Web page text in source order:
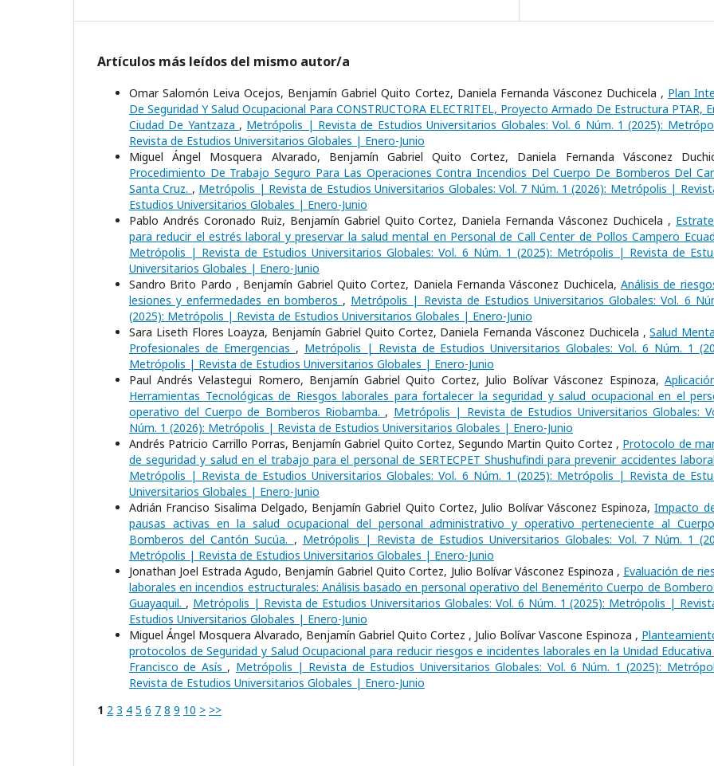
Artículos más leídos del mismo autor/a
Omar Salomón Leiva Ocejos, Benjamín Gabriel Quito Cortez, Daniela Fernanda Vásconez Duchicela , Plan
De Seguridad Y Salud Ocupacional Para CONSTRUCTORA ELECTRITEL, Proyecto Armado De Estructura PTAR,
Ciudad De Yantzaza , Metrópolis | Revista de Estudios Universitarios Globales: Vol. 6 Núm. 1 (2025):
Revista de Estudios Universitarios Globales | Enero-Junio
Miguel Ángel Mosquera Alvarado, Benjamín Gabriel Quito Cortez, Daniela Fernanda Vásconez
Procedimiento De Trabajo Seguro Para Las Operaciones Contra Incendios Del Cuerpo De Bomberos Del
Santa Cruz. , Metrópolis | Revista de Estudios Universitarios Globales: Vol. 7 Núm. 1 (2026): Metrópolis |
Estudios Universitarios Globales | Enero-Junio
Pablo Andrés Coronado Ruiz, Benjamín Gabriel Quito Cortez, Daniela Fernanda Vásconez Duchicela ,
para reducir el estrés laboral y preservar la salud mental en Personal de Call Center de Pollos Campero
Metrópolis | Revista de Estudios Universitarios Globales: Vol. 6 Núm. 1 (2025): Metrópolis | Revista de
Universitarios Globales | Enero-Junio
Sandro Brito Pardo , Benjamín Gabriel Quito Cortez, Daniela Fernanda Vásconez Duchicela, Análisis de
lesiones y enfermedades en bomberos , Metrópolis | Revista de Estudios Universitarios Globales: Vol. 6
(2025): Metrópolis | Revista de Estudios Universitarios Globales | Enero-Junio
Sara Liseth Flores Loayza, Benjamín Gabriel Quito Cortez, Daniela Fernanda Vásconez Duchicela ,Salud
Profesionales de Emergencias , Metrópolis | Revista de Estudios Universitarios Globales: Vol. 6 Núm. 1
Metrópolis | Revista de Estudios Universitarios Globales | Enero-Junio
Paul Andrés Velastegui Romero, Benjamín Gabriel Quito Cortez, Julio Bolívar Vásconez Espinoza,
Herramientas Tecnológicas de Riesgos laborales para fortalecer la seguridad y salud ocupacional en el
operativo del Cuerpo de Bomberos Riobamba. , Metrópolis | Revista de Estudios Universitarios Globales:
Núm. 1 (2026): Metrópolis | Revista de Estudios Universitarios Globales | Enero-Junio
Andrés Patricio Carrillo Porras, Benjamín Gabriel Quito Cortez, Segundo Martin Quito Cortez , Protocolo de
de seguridad y salud en el trabajo para el personal de SERTECPET Shushufindi para prevenir accidentes
Metrópolis | Revista de Estudios Universitarios Globales: Vol. 6 Núm. 1 (2025): Metrópolis | Revista de
Universitarios Globales | Enero-Junio
Adrián Franciso Sisalima Delgado, Benjamín Gabriel Quito Cortez, Julio Bolívar Vásconez Espinoza,Impacto
pausas activas en la salud ocupacional del personal administrativo y operativo perteneciente al
Bomberos del Cantón Sucúa. , Metrópolis | Revista de Estudios Universitarios Globales: Vol. 7 Núm. 1
Metrópolis | Revista de Estudios Universitarios Globales | Enero-Junio
Jonathan Joel Estrada Agudo, Benjamín Gabriel Quito Cortez, Julio Bolívar Vásconez Espinoza , Evaluación de
laborales en incendios estructurales: Análisis basado en personal operativo del Benemérito Cuerpo de
Guayaquil. , Metrópolis | Revista de Estudios Universitarios Globales: Vol. 6 Núm. 1 (2025): Metrópolis |
Estudios Universitarios Globales | Enero-Junio
Miguel Ángel Mosquera Alvarado, Benjamín Gabriel Quito Cortez , Julio Bolívar Vascone Espinoza ,
protocolos de Seguridad y Salud Ocupacional para reducir riesgos e incidentes laborales en la Unidad Educativa
Francisco de Asís , Metrópolis | Revista de Estudios Universitarios Globales: Vol. 6 Núm. 1 (2025):
Revista de Estudios Universitarios Globales | Enero-Junio
1 2 3 4 5 6 7 8 9 10 > >>